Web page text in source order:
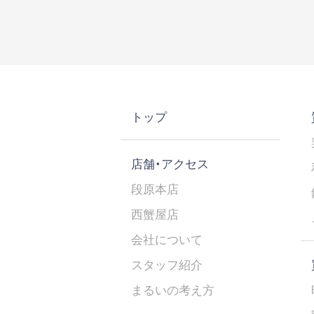
トップ
店舗・アクセス
段原本店
西蟹屋店
会社について
スタッフ紹介
まるいの考え方